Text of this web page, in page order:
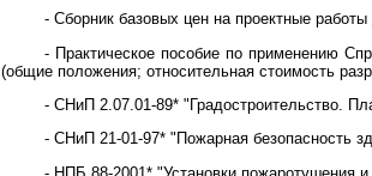
- Сборник базовых цен на проектные
- Практическое пособие по применению
(общие положения; относительная стоимость
- СНиП 2.07.01-89* "Градостроительство.
- СНиП 21-01-97* "Пожарная безопасность